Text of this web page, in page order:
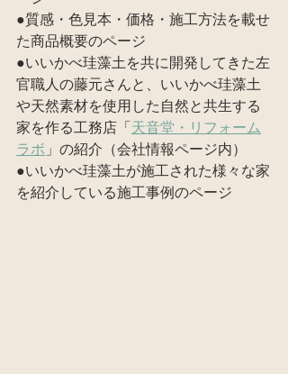
●質感・色見本・価格・施工方法を載せ
た商品概要のページ
●いいかべ珪藻土を共に開発してきた左
官職人の藤元さんと、いいかべ珪藻土
や天然素材を使用した自然と共生する
家を作る工務店「 天音堂・リフォーム
ラボ 」の紹介（会社情報ページ内）
●いいかべ珪藻土が施工された様々な家
を紹介している施工事例のページ